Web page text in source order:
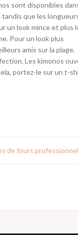
sont disponibles
que les
un look mince et plus
Pour un look plus
amis sur la plage.
Les kimonos
portez-le sur un t-
de fours